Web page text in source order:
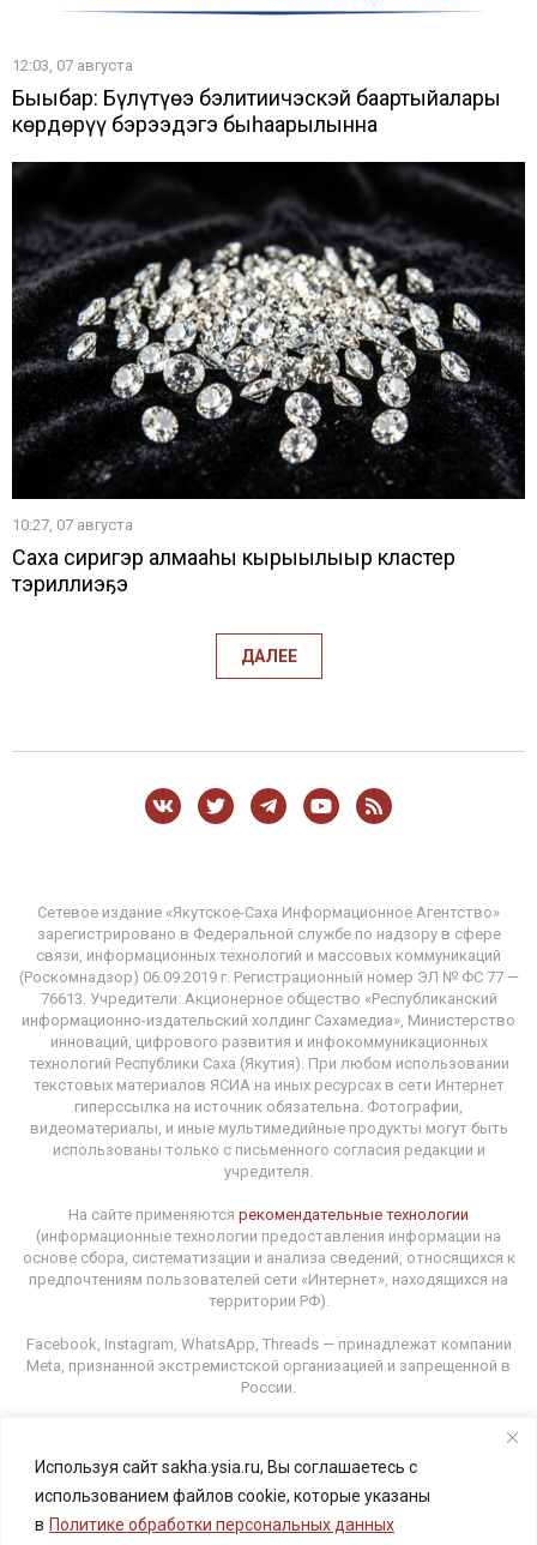
Используя сайт sakha.ysia.ru, Вы соглашаетесь с
использованием файлов cookie, которые указаны
в Политике обработки персональных данных
12:03, 07 августа
Быыбар: Бүлүтүөҥҥэ бэлитиичэскэй баартыйалары
көрдөрүү бэрээдэгэ быһаарылынна
10:27, 07 августа
Саха сиригэр алмааһы кырыылыыр кластер
тэриллиэҕэ
ДАЛЕЕ
Сетевое издание «Якутское-Саха Информационное Агентство»
зарегистрировано в Федеральной службе по надзору в сфере
связи, информационных технологий и массовых коммуникаций
(Роскомнадзор) 06.09.2019 г. Регистрационный номер ЭЛ № ФС 77 —
76613. Учредители: Акционерное общество «Республиканский
информационно-издательский холдинг Сахамедиа», Министерство
инноваций, цифрового развития и инфокоммуникационных
технологий Республики Саха (Якутия). При любом использовании
текстовых материалов ЯСИА на иных ресурсах в сети Интернет
гиперссылка на источник обязательна. Фотографии,
видеоматериалы, и иные мультимедийные продукты могут быть
использованы только с письменного согласия редакции и
учредителя.
На сайте применяются рекомендательные технологии
(информационные технологии предоставления информации на
основе сбора, систематизации и анализа сведений, относящихся к
предпочтениям пользователей сети «Интернет», находящихся на
территории РФ).
Facebook, Instagram, WhatsApp, Threads — принадлежат компании
Meta, признанной экстремистской организацией и запрещенной в
России.
Адрес редакции: 677000, г. Якутск, ул. Орджоникидзе, 31.
E-mail: ysia1@yandex.ru Телефон: (4112) 34-13-89